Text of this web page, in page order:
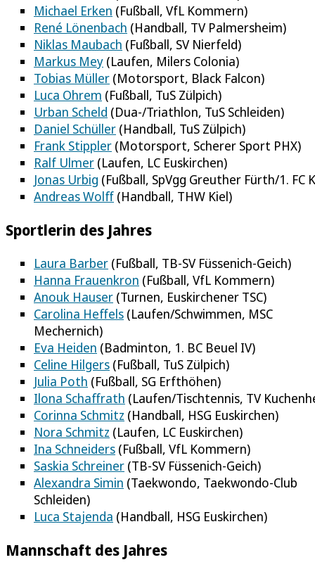
Michael Erken (Fußball, VfL Kommern)
René Lönenbach (Handball, TV Palmersheim)
Niklas Maubach (Fußball, SV Nierfeld)
Markus Mey (Laufen, Milers Colonia)
Tobias Müller (Motorsport, Black Falcon)
Luca Ohrem (Fußball, TuS Zülpich)
Urban Scheld (Dua-/Triathlon, TuS Schleiden)
Daniel Schüller (Handball, TuS Zülpich)
Frank Stippler (Motorsport, Scherer Sport PHX)
Ralf Ulmer (Laufen, LC Euskirchen)
Jonas Urbig (Fußball, SpVgg Greuther Fürth/1. FC
Andreas Wolff (Handball, THW Kiel)
Sportlerin des Jahres
Laura Barber (Fußball, TB-SV Füssenich-Geich)
Hanna Frauenkron (Fußball, VfL Kommern)
Anouk Hauser (Turnen, Euskirchener TSC)
Carolina Heffels (Laufen/Schwimmen, MSC
Mechernich)
Eva Heiden (Badminton, 1. BC Beuel IV)
Celine Hilgers (Fußball, TuS Zülpich)
Julia Poth (Fußball, SG Erfthöhen)
Ilona Schaffrath (Laufen/Tischtennis, TV
Corinna Schmitz (Handball, HSG Euskirchen)
Nora Schmitz (Laufen, LC Euskirchen)
Ina Schneiders (Fußball, VfL Kommern)
Saskia Schreiner (TB-SV Füssenich-Geich)
Alexandra Simin (Taekwondo, Taekwondo-Club
Schleiden)
Luca Stajenda (Handball, HSG Euskirchen)
Mannschaft des Jahres